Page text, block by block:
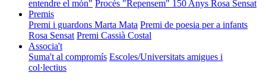
entendre el món" Procés "Repensem" 150 Anys Rosa Sensat
Premis
Premi i guardons Marta Mata Premi de poesia per a infants
Rosa Sensat Premi Cassià Costal
Associa't
Suma't al compromís Escoles/Universitats amigues i
col·lectius